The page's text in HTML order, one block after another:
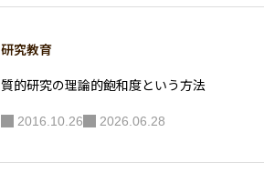
研究教育
質的研究の理論的飽和度という方法
2016.10.26 2026.06.28